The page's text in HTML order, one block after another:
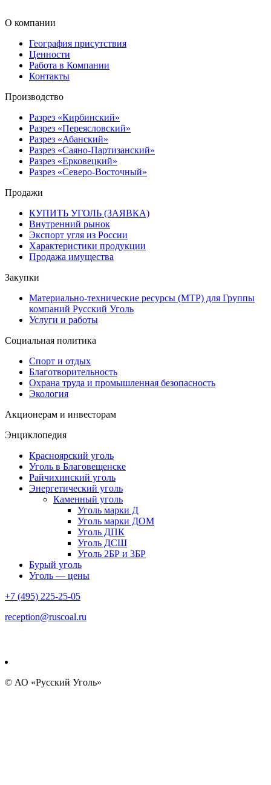
О компании
География присутствия
Ценности
Работа в Компании
Контакты
Производство
Разрез «Кирбинский»
Разрез «Переясловский»
Разрез «Абанский»
Разрез «Саяно-Партизанский»
Разрез «Ерковецкий»
Разрез «Северо-Восточный»
Продажи
КУПИТЬ УГОЛЬ (ЗАЯВКА)
Внутренний рынок
Экспорт угля из России
Характеристики продукции
Продажа имущества
Закупки
Материально-технические ресурсы (МТР) для Группы
компаний Русский Уголь
Услуги и работы
Социальная политика
Спорт и отдых
Благотворительность
Охрана труда и промышленная безопасность
Экология
Акционерам и инвесторам
Энциклопедия
Красноярский уголь
Уголь в Благовещенске
Райчихинский уголь
Энергетический уголь
Каменный уголь
Уголь марки Д
Уголь марки ДОМ
Уголь ДПК
Уголь ДСШ
Уголь 2БР и 3БР
Бурый уголь
Уголь — цены
+7 (495) 225-25-05
reception@ruscoal.ru
© АО «Русский Уголь»